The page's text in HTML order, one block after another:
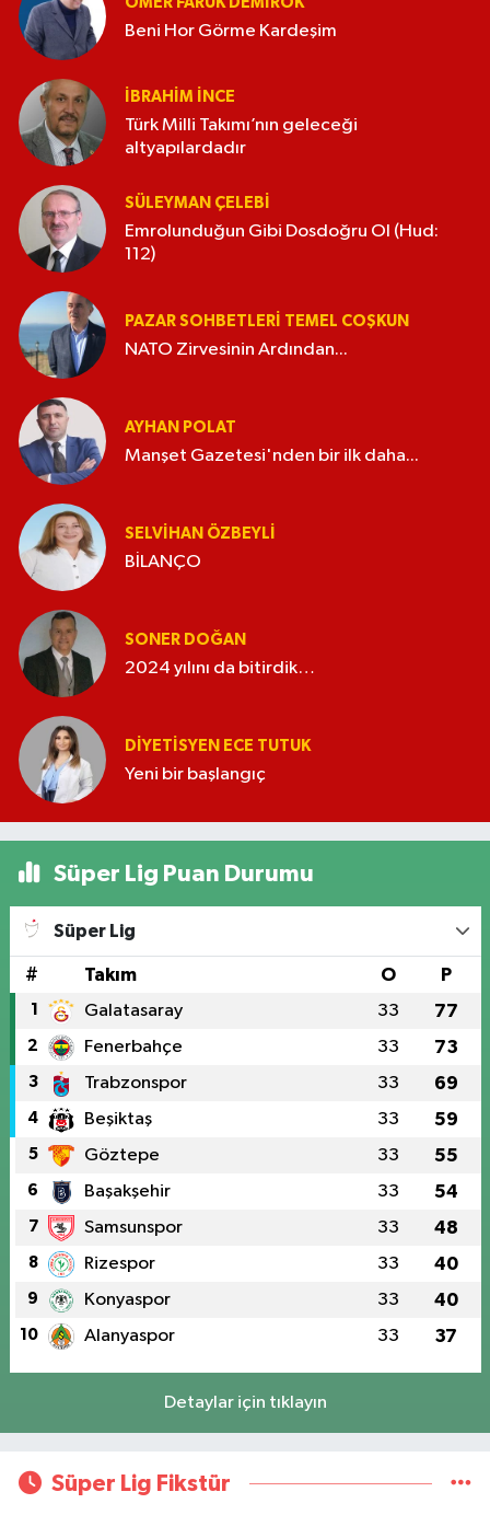
Beni Hor Görme Kardeşim
İBRAHIM İNCE
Türk Milli Takımı’nın geleceği
altyapılardadır
SÜLEYMAN ÇELEBI
Emrolunduğun Gibi Dosdoğru Ol (Hud:
112)
PAZAR SOHBETLERI TEMEL COŞKUN
NATO Zirvesinin Ardından...
AYHAN POLAT
Manşet Gazetesi'nden bir ilk daha...
SELVIHAN ÖZBEYLI
BİLANÇO
SONER DOĞAN
2024 yılını da bitirdik…
DIYETISYEN ECE TUTUK
Yeni bir başlangıç
Süper Lig Puan Durumu
Süper Lig
# Takım O P
1 Galatasaray 33 77
2 Fenerbahçe 33 73
3 Trabzonspor 33 69
4 Beşiktaş 33 59
5 Göztepe 33 55
6 Başakşehir 33 54
7 Samsunspor 33 48
8 Rizespor 33 40
9 Konyaspor 33 40
10 Alanyaspor 33 37
Detaylar için tıklayın
Süper Lig Fikstür